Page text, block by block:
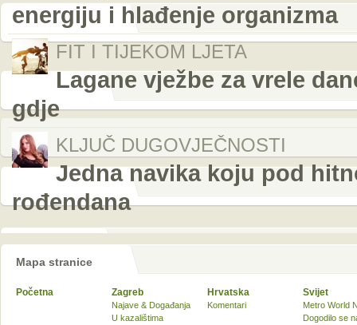
energiju i hlađenje organizma
FIT I TIJEKOM LJETA
Lagane vježbe za vrele
gdje
KLJUČ DUGOVJEČNOSTI
Jedna navika koju pod
rođendana
Mapa stranice
Početna Zagreb
Najave & Događanja
U kazalištima
Hrvatska
Komentari
Svijet
Metro World
Dogodilo se